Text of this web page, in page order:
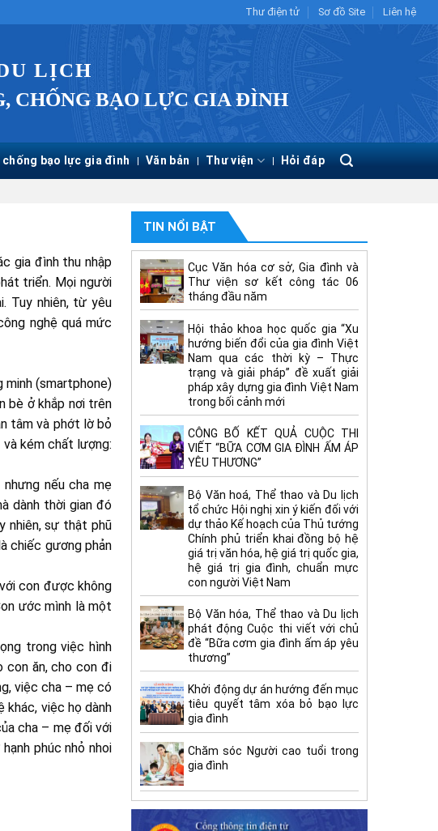
Thư điện tử Sơ đồ Site Liên hệ
LỊCH
CHỐNG BẠO LỰC GIA ĐÌNH
chống bạo lực gia đình Văn bản Thư viện Hỏi đáp
gia đình thu nhập
triển. Mọi người
Tuy nhiên, từ yêu
nghệ quá mức
(smartphone)
bè ở khắp nơi trên
tâm và phớt lờ bỏ
kém chất lượng:
nếu cha mẹ
dành thời gian đó
nhiên, sự thật phũ
chiếc gương phản
con được không
ước mình là một
trong việc hình
con ăn, cho con đi
việc cha – mẹ có
khác, việc họ dành
cha – mẹ đối với
phúc nhỏ nhoi
TIN NỔI BẬT
Cục Văn hóa cơ sở, Gia đình và
Thư viện sơ kết công tác 06
tháng đầu năm
Hội thảo khoa học quốc gia “Xu
hướng biến đổi của gia đình Việt
Nam qua các thời kỳ – Thực
trạng và giải pháp” đề xuất giải
pháp xây dựng gia đình Việt Nam
trong bối cảnh mới
CÔNG BỐ KẾT QUẢ CUỘC THI
VIẾT “BỮA CƠM GIA ĐÌNH ẤM ÁP
YÊU THƯƠNG”
Bộ Văn hoá, Thể thao và Du lịch
tổ chức Hội nghị xin ý kiến đối với
dự thảo Kế hoạch của Thủ tướng
Chính phủ triển khai đồng bộ hệ
giá trị văn hóa, hệ giá trị quốc gia,
hệ giá trị gia đình, chuẩn mực
con người Việt Nam
Bộ Văn hóa, Thể thao và Du lịch
phát động Cuộc thi viết với chủ
đề “Bữa cơm gia đình ấm áp yêu
thương”
Khởi động dự án hướng đến mục
tiêu quyết tâm xóa bỏ bạo lực
gia đình
Chăm sóc Người cao tuổi trong
gia đình